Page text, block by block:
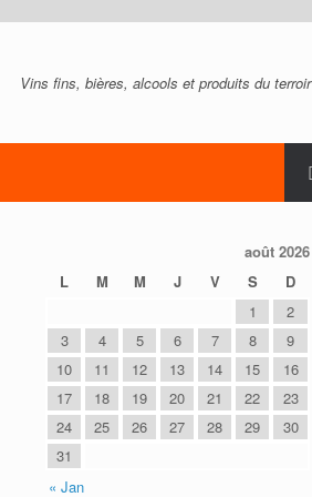
Vins fins, bières, alcools et produits du terroir
août 2026
L
M M J V S D
« Jan
1
2
3
4 5 6 7 8
9
10
11 12 13 14 15
16
17
18 19 20 21 22
23
24
25 26 27 28 29
30
31